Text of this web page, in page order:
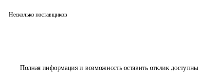
Полная информация и возможность оставить отклик доступны
Несколько поставщиков